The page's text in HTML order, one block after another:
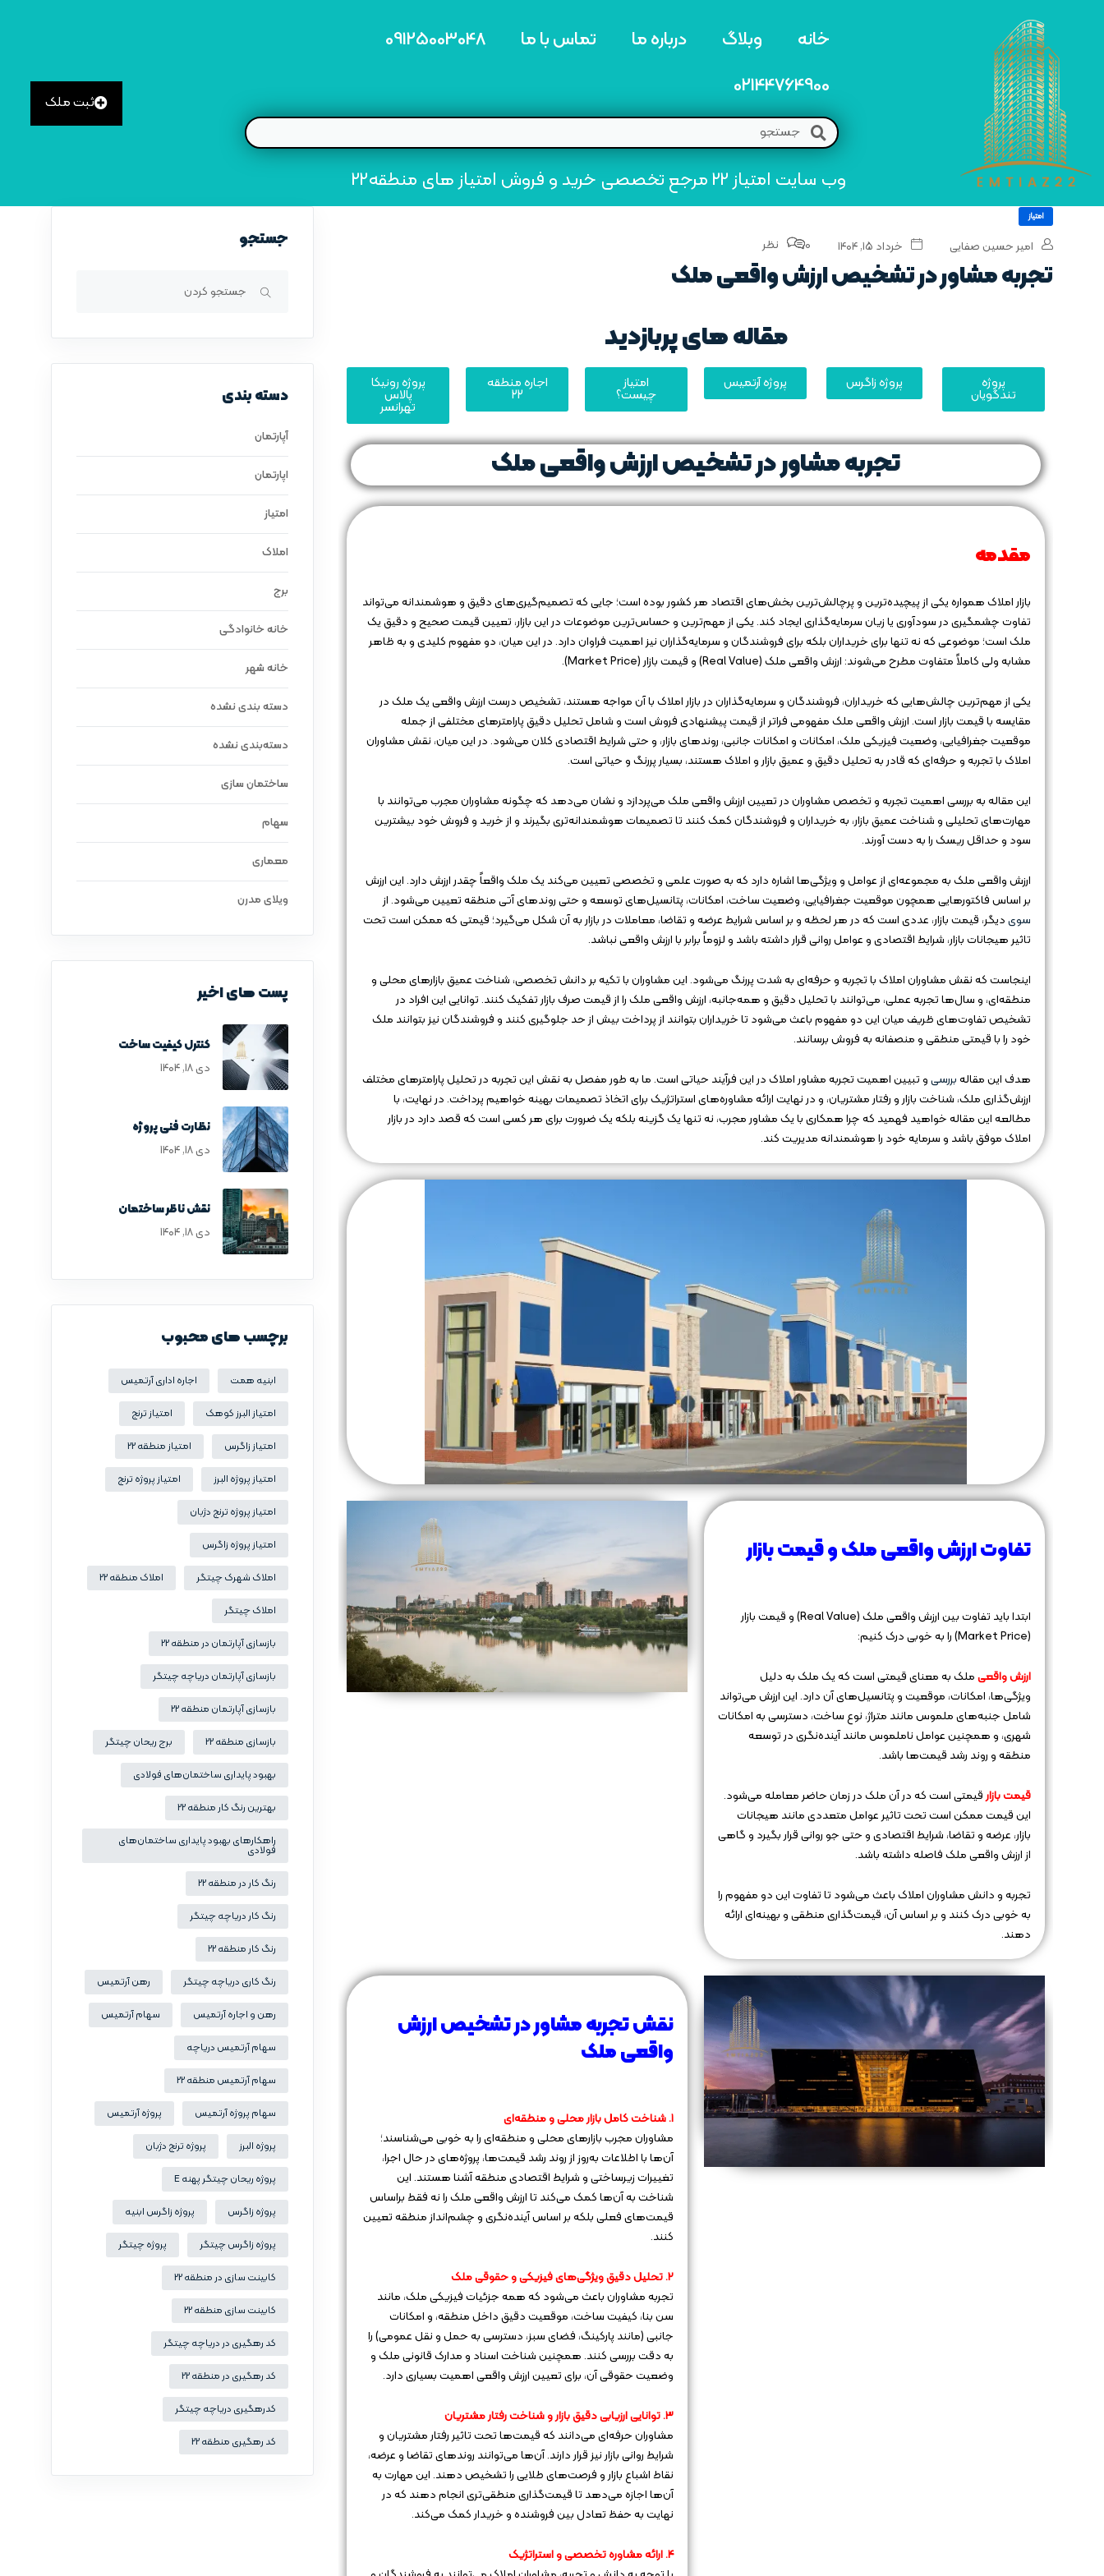
خانه وبلاگ درباره ما تماس با ما
09125003048
02144764900
وب سایت امتیاز 22 مرجع تخصصی خرید و فروش امتیاز های منطقه22
ثبت ملک
امتیاز
امیر حسین صفایی خرداد ۱۵, ۱۴۰۴ 0 نظر
تجربه مشاور در تشخیص ارزش واقعی ملک
مقاله های پربازدید
پروژه
تندگویان
پروژه زاگرس پروژه آرتمیس امتیاز
چیست؟
اجاره منطقه
22
پروژه رونیکا
پالاس
تهرانسر
تجربه مشاور در تشخیص ارزش واقعی ملک
مقدمه
بازار املاک همواره یکی از پیچیده‌ترین و پرچالش‌ترین بخش‌های اقتصاد هر کشور بوده است؛ جایی که تصمیم‌گیری‌های دقیق و هوشمندانه می‌تواند
تفاوت چشمگیری در سودآوری یا زیان سرمایه‌گذاری ایجاد کند. یکی از مهم‌ترین و حساس‌ترین موضوعات در این بازار، تعیین قیمت صحیح و دقیق یک
ملک است؛ موضوعی که نه تنها برای خریداران بلکه برای فروشندگان و سرمایه‌گذاران نیز اهمیت فراوان دارد. در این میان، دو مفهوم کلیدی و به ظاهر
مشابه ولی کاملاً متفاوت مطرح می‌شوند: ارزش واقعی ملک (Real Value) و قیمت بازار (Market Price).
یکی از مهم‌ترین چالش‌هایی که خریداران، فروشندگان و سرمایه‌گذاران در بازار املاک با آن مواجه هستند، تشخیص درست ارزش واقعی یک ملک در
مقایسه با قیمت بازار است. ارزش واقعی ملک مفهومی فراتر از قیمت پیشنهادی فروش است و شامل تحلیل دقیق پارامترهای مختلفی از جمله
موقعیت جغرافیایی، وضعیت فیزیکی ملک، امکانات و امکانات جانبی، روندهای بازار، و حتی شرایط اقتصادی کلان می‌شود. در این میان، نقش مشاوران
املاک با تجربه و حرفه‌ای که قادر به تحلیل دقیق و عمیق بازار و املاک هستند، بسیار پررنگ و حیاتی است.
این مقاله به بررسی اهمیت تجربه و تخصص مشاوران در تعیین ارزش واقعی ملک می‌پردازد و نشان می‌دهد که چگونه مشاوران مجرب می‌توانند با
مهارت‌های تحلیلی و شناخت عمیق بازار، به خریداران و فروشندگان کمک کنند تا تصمیمات هوشمندانه‌تری بگیرند و از خرید و فروش خود بیشترین
سود و حداقل ریسک را به دست آورند.
ارزش واقعی ملک به مجموعه‌ای از عوامل و ویژگی‌ها اشاره دارد که به صورت علمی و تخصصی تعیین می‌کند یک ملک واقعاً چقدر ارزش دارد. این ارزش
بر اساس فاکتورهایی همچون موقعیت جغرافیایی، وضعیت ساخت، امکانات، پتانسیل‌های توسعه و حتی روندهای آتی منطقه تعیین می‌شود. از
سویدیگر، قیمت بازار، عددی است که در هر لحظه و بر اساس شرایط عرضه و تقاضا، معاملات در بازار به آن شکل می‌گیرد؛ قیمتی که ممکن است تحت
تاثیر هیجانات بازار، شرایط اقتصادی و عوامل روانی قرار داشته باشد و لزوماً برابر با ارزش واقعی نباشد.
اینجاست که نقش مشاوران املاک با تجربه و حرفه‌ای به شدت پررنگ می‌شود. این مشاوران با تکیه بر دانش تخصصی، شناخت عمیق بازارهای محلی و
منطقه‌ای، و سال‌ها تجربه عملی، می‌توانند با تحلیل دقیق و همه‌جانبه، ارزش واقعی ملک را از قیمت صرف بازار تفکیک کنند. توانایی این افراد در
تشخیص تفاوت‌های ظریف میان این دو مفهوم باعث می‌شود تا خریداران بتوانند از پرداخت بیش از حد جلوگیری کنند و فروشندگان نیز بتوانند ملک
خود را با قیمتی منطقی و منصفانه به فروش برسانند.
هدف این مقالهبررسیو تبیین اهمیت تجربه مشاور املاک در این فرآیند حیاتی است. ما به طور مفصل به نقش این تجربه در تحلیل پارامترهای مختلف
ارزش‌گذاری ملک، شناخت بازار و رفتار مشتریان، و در نهایت ارائه مشاوره‌های استراتژیک برای اتخاذ تصمیمات بهینه خواهیم پرداخت. در نهایت، با
مطالعه این مقاله خواهید فهمید که چرا همکاری با یک مشاور مجرب، نه تنها یک گزینه بلکه یک ضرورت برای هر کسی است که قصد دارد در بازار
املاک موفق باشد و سرمایه خود را هوشمندانه مدیریت کند.
تفاوت ارزش واقعی ملک و قیمت بازار
ابتدا باید تفاوت بین ارزش واقعی ملک (Real Value) و قیمت بازار
(Market Price) را به خوبی درک کنیم:
ارزش واقعیملک به معنای قیمتی است که یک ملک به دلیل
ویژگی‌ها، امکانات، موقعیت و پتانسیل‌های آن دارد. این ارزش می‌تواند
شامل جنبه‌های ملموس مانند متراژ، نوع ساخت، دسترسی به امکانات
شهری، و همچنین عوامل ناملموس مانند آینده‌نگری در توسعه
منطقه و روند رشد قیمت‌ها باشد.
قیمت بازارقیمتی است که در آن ملک در زمان حاضر معامله می‌شود.
این قیمت ممکن است تحت تاثیر عوامل متعددی مانند هیجانات
بازار، عرضه و تقاضا، شرایط اقتصادی و حتی جو روانی قرار بگیرد و گاهی
از ارزش واقعی ملک فاصله داشته باشد.
تجربه و دانش مشاوران املاک باعث می‌شود تا تفاوت این دو مفهوم را
به خوبی درک کنند و بر اساس آن، قیمت‌گذاری منطقی و بهینه‌ای ارائه
دهند.
نقش تجربه مشاور در تشخیص ارزش
واقعی ملک
۱. شناخت کامل بازار محلی و منطقه‌ای
مشاوران مجرب بازارهای محلی و منطقه‌ای را به خوبی می‌شناسند؛
آن‌ها با اطلاعات به‌روز از روند رشد قیمت‌ها، پروژه‌های در حال اجرا،
تغییرات زیرساختی و شرایط اقتصادی منطقه آشنا هستند. این
شناخت به آن‌ها کمک می‌کند تا ارزش واقعی ملک را نه فقط براساس
قیمت‌های فعلی بلکه بر اساس آینده‌نگری و چشم‌انداز منطقه تعیین
کنند.
۲. تحلیل دقیق ویژگی‌های فیزیکی و حقوقی ملک
تجربه مشاوران باعث می‌شود که همه جزئیات فیزیکی ملک، مانند
سن بنا، کیفیت ساخت، موقعیت دقیق داخل منطقه، و امکانات
جانبی (مانند پارکینگ، فضای سبز، دسترسی به حمل و نقل عمومی) را
به دقت بررسی کنند. همچنین شناخت اسناد و مدارک قانونی ملک و
وضعیت حقوقی آن، برای تعیین ارزش واقعی اهمیت بسیاری دارد.
۳. توانایی ارزیابی دقیق بازار و شناخت رفتار مشتریان
مشاوران حرفه‌ای می‌دانند که قیمت‌ها تحت تاثیر رفتار مشتریان و
شرایط روانی بازار نیز قرار دارند. آن‌ها می‌توانند روندهای تقاضا و عرضه،
نقاط اشباع بازار و فرصت‌های طلایی را تشخیص دهند. این مهارت به
آن‌ها اجازه می‌دهد تا قیمت‌گذاری منطقی‌تری انجام دهند که در
نهایت به حفظ تعادل بین فروشنده و خریدار کمک می‌کند.
۴. ارائه مشاوره تخصصی و استراتژیک
جستجو
دسته بندی
آپارتمان
اپارتمان
امتیاز
املاک
برج
خانه خانوادگی
خانه شهر
دسته بندی نشده
دسته‌بندی نشده
ساختمان سازی
سهام
معماری
ویلای مدرن
پست های اخیر
کنترل کیفیت ساخت
دی ۱۸, ۱۴۰۴
نظارت فنی پروژه
دی ۱۸, ۱۴۰۴
نقش ناظر ساختمان
دی ۱۸, ۱۴۰۴
برچسب های محبوب
ابنیه همت اجاره اداری آرتمیس
امتیاز البرز کوهک امتیاز ترنج
امتیاز زاگرس امتیاز منطقه 22
امتیاز پروژه البرز امتیاز پروژه ترنج
امتیاز پروژه ترنج دژبان
امتیاز پروژه زاگرس
املاک شهرک چیتگر املاک منطقه 22
املاک چیتگر
بازسازی آپارتمان در منطقه 22
بازسازی آپارتمان دریاچه چیتگر
بازسازی آپارتمان منطقه 22
بازسازی منطقه 22 برج ریحان چیتگر
بهبود پایداری ساختمان‌های فولادی
بهترین رنگ کار منطقه 22
راهکارهای بهبود پایداری ساختمان‌های
فولادی
رنگ کار در منطقه 22
رنگ کار دریاچه چیتگر
رنگ کار منطقه 22
رنگ کاری دریاچه چیتگر رهن آرتمیس
رهن و اجاره آرتمیس سهام آرتمیس
سهام آرتمیس دریاچه
سهام آرتمیس منطقه 22
سهام پروژه آرتمیس پروژه آرتمیس
پروژه البرز پروژه ترنج دژبان
پروژه ریحان چیتگر پهنه E
پروژه زاگرس پروژه زاگرس ابنیه
پروژه زاگرس چیتگر پروژه چیتگر
کابینت سازی در منطقه 22
کابینت سازی منطقه 22
کد رهگیری در دریاچه چیتگر
کد رهگیری در منطقه 22
کدرهگیری دریاچه چیتگر
کد رهگیری منطقه 22